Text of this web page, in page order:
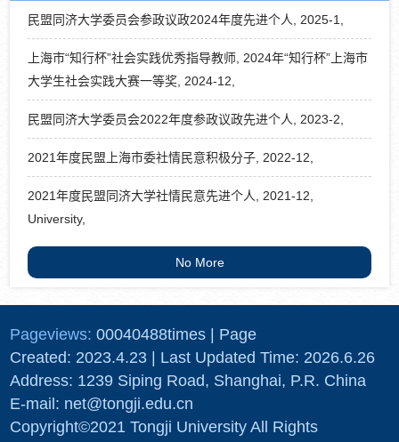
民盟同济大学委员会参政议政2024年度先进个人, 2025-1,
上海市“知行杯”社会实践优秀指导教师, 2024年“知行杯”上海市
大学生社会实践大赛一等奖, 2024-12,
民盟同济大学委员会2022年度参政议政先进个人, 2023-2,
2021年度民盟上海市委社情民意积极分子, 2022-12,
2021年度民盟同济大学社情民意先进个人, 2021-12,
University,
No More
Pageviews:00040488times
Page
Created: 2023.4.23 | Last Updated Time: 2026.6.26
Address: 1239 Siping Road, Shanghai, P.R. China
E-mail: net@tongji.edu.cn
Copyright©2021 Tongji University All Rights